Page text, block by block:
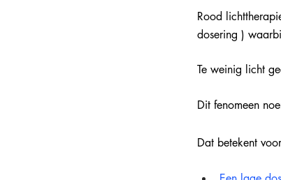
Rood
dosering )
Te weinig licht
Dit fenomeen
Dat betekent